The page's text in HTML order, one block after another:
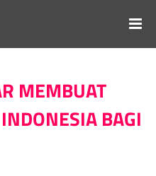
MEMBUAT
BAGI